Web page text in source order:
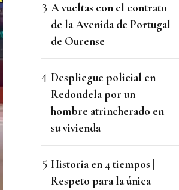
A vueltas con el contrato
de la Avenida de Portugal
de Ourense
Despliegue policial en
Redondela por un
hombre atrincherado en
su vivienda
Historia en 4 tiempos |
Respeto para la única